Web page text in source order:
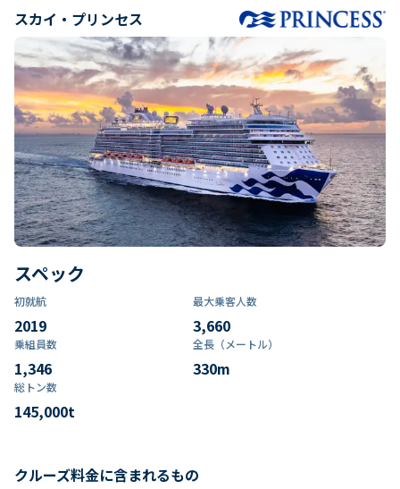
スカイ・プリンセス
スペック
初就航
2019
最大乗客人数
3,660
乗組員数​
1,346
全長（メートル）
330m
総トン数​
145,000t
クルーズ料金に含まれるもの